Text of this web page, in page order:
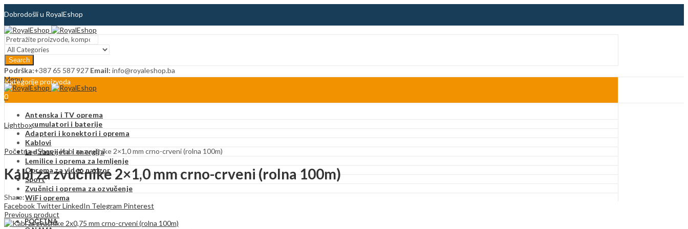
Dobrodošli u RoyalEshop
Blog
Kontakt
Search
Podrška:+387 65 587 927 Email: info@royaleshop.ba
Menu
0
Kategorije proizvoda
Antenska i TV oprema
Akumulatori i baterije
Adapteri i konektori i oprema
Kablovi
Led rasvijeta i energija
Lemilice i oprema za lemljenje
Oprema za video nadzor
Sport
Zvučnici i oprema za ozvučenje
WiFi oprema
POČETNA
Lightbox
Početna»Shop»Kabl za zvučnike 2×1,0 mm crno-crveni (rolna 100m)
Kabl za zvučnike 2×1,0 mm crno-crveni (rolna 100m)
Share:
Facebook TwitterLinkedIn Telegram Pinterest
Previous product